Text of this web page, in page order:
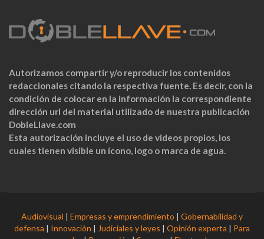
Autorizamos compartir y/o reproducir los contenidos
redaccionales citando la respectiva fuente. Es decir, con la
condición de colocar en la información la correspondiente
dirección url del material utilizado de nuestra publicación
DobleLlave.com
Esta autorización incluye el uso de videos propios, los
cuales tienen visible un ícono, logo o marca de agua.
Audiovisual | Empresas y emprendimiento | Gobernabilidad y
defensa | Innovación | Judiciales y leyes | Opinión experta | Para